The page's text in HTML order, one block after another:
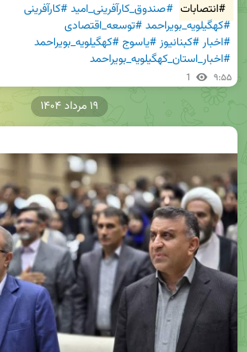
#انتصابات #صندوق_کارآفرینی_امید#کارآفرینی
#کهگیلویه_بویراحمد#توسعه_اقتصادی
#اخبار#کبنانیوز#یاسوج#کهگیلویه_بویراحمد
#اخبار_استان_کهگیلویه_بویراحمد
1 ۹:۵۵
۱۹ مرداد ۱۴۰۴